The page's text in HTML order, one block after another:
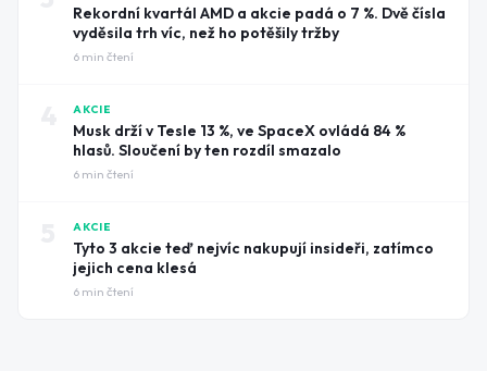
Rekordní kvartál AMD a akcie padá o 7 %. Dvě čísla
vyděsila trh víc, než ho potěšily tržby
6 min čtení
AKCIE
Musk drží v Tesle 13 %, ve SpaceX ovládá 84 %
hlasů. Sloučení by ten rozdíl smazalo
6 min čtení
AKCIE
Tyto 3 akcie teď nejvíc nakupují insideři, zatímco
jejich cena klesá
6 min čtení